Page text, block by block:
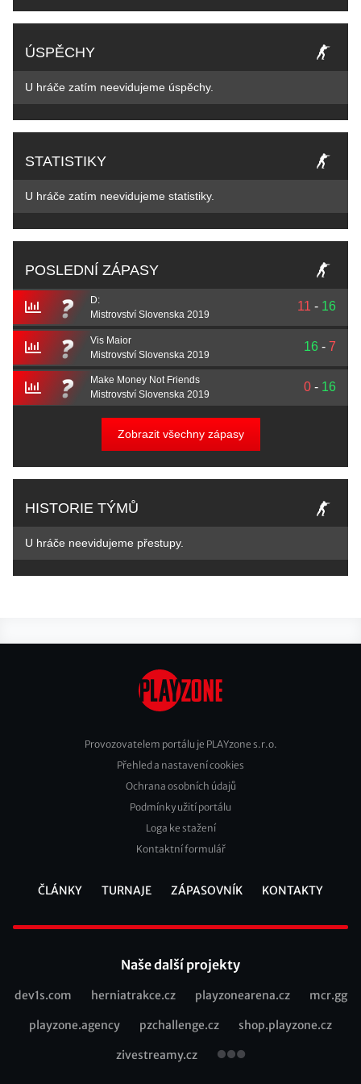
ÚSPĚCHY
U hráče zatím neevidujeme úspěchy.
STATISTIKY
U hráče zatím neevidujeme statistiky.
POSLEDNÍ ZÁPASY
D:
Mistrovství Slovenska 2019
11 - 16
Vis Maior
Mistrovství Slovenska 2019
16 - 7
Make Money Not Friends
Mistrovství Slovenska 2019
0 - 16
Zobrazit všechny zápasy
HISTORIE TÝMŮ
U hráče neevidujeme přestupy.
Footer
Provozovatelem portálu je PLAYzone s.r.o.
Přehled a nastavení cookies
Ochrana osobních údajů
Podmínky užití portálu
Loga ke stažení
Kontaktní formulář
ČLÁNKY TURNAJE ZÁPASOVNÍK KONTAKTY
Naše další projekty
Recommended
dev1s.com herniatrakce.cz playzonearena.cz mcr.gg
playzone.agency pzchallenge.cz shop.playzone.cz
zivestreamy.cz